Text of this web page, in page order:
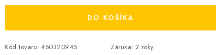
DO KOŠÍKA
Kód tovaru: 450320945 Záruka: 2 roky